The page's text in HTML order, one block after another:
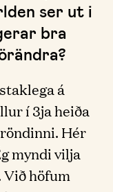
ser ut i
bra
á
í 3ja heiða
Hér
myndi vilja
Við höfum